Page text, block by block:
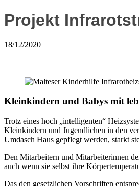
Projekt
18/12/2020
Kleinkindern und Babys mit
Trotz eines hoch „intelligenten“
Kleinkindern und Jugendlichen in den
Umdasch Haus gepflegt werden, starkt
Den Mitarbeitern und Mitarbeiterinnen
auch wenn sie selbst ihre
Das den gesetzlichen Vorschriften